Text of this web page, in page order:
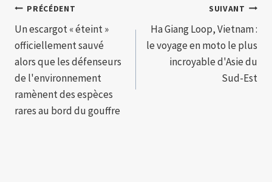
Navigation
de
l’article
PRÉCÉDENT
Un escargot « éteint »
officiellement sauvé
alors que les défenseurs
de l'environnement
ramènent des espèces
rares au bord du gouffre
SUIVANT
Ha Giang Loop, Vietnam :
le voyage en moto le plus
incroyable d'Asie du
Sud-Est